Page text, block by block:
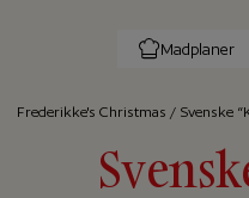
Madplaner
Frederikke's Christmas / Svenske